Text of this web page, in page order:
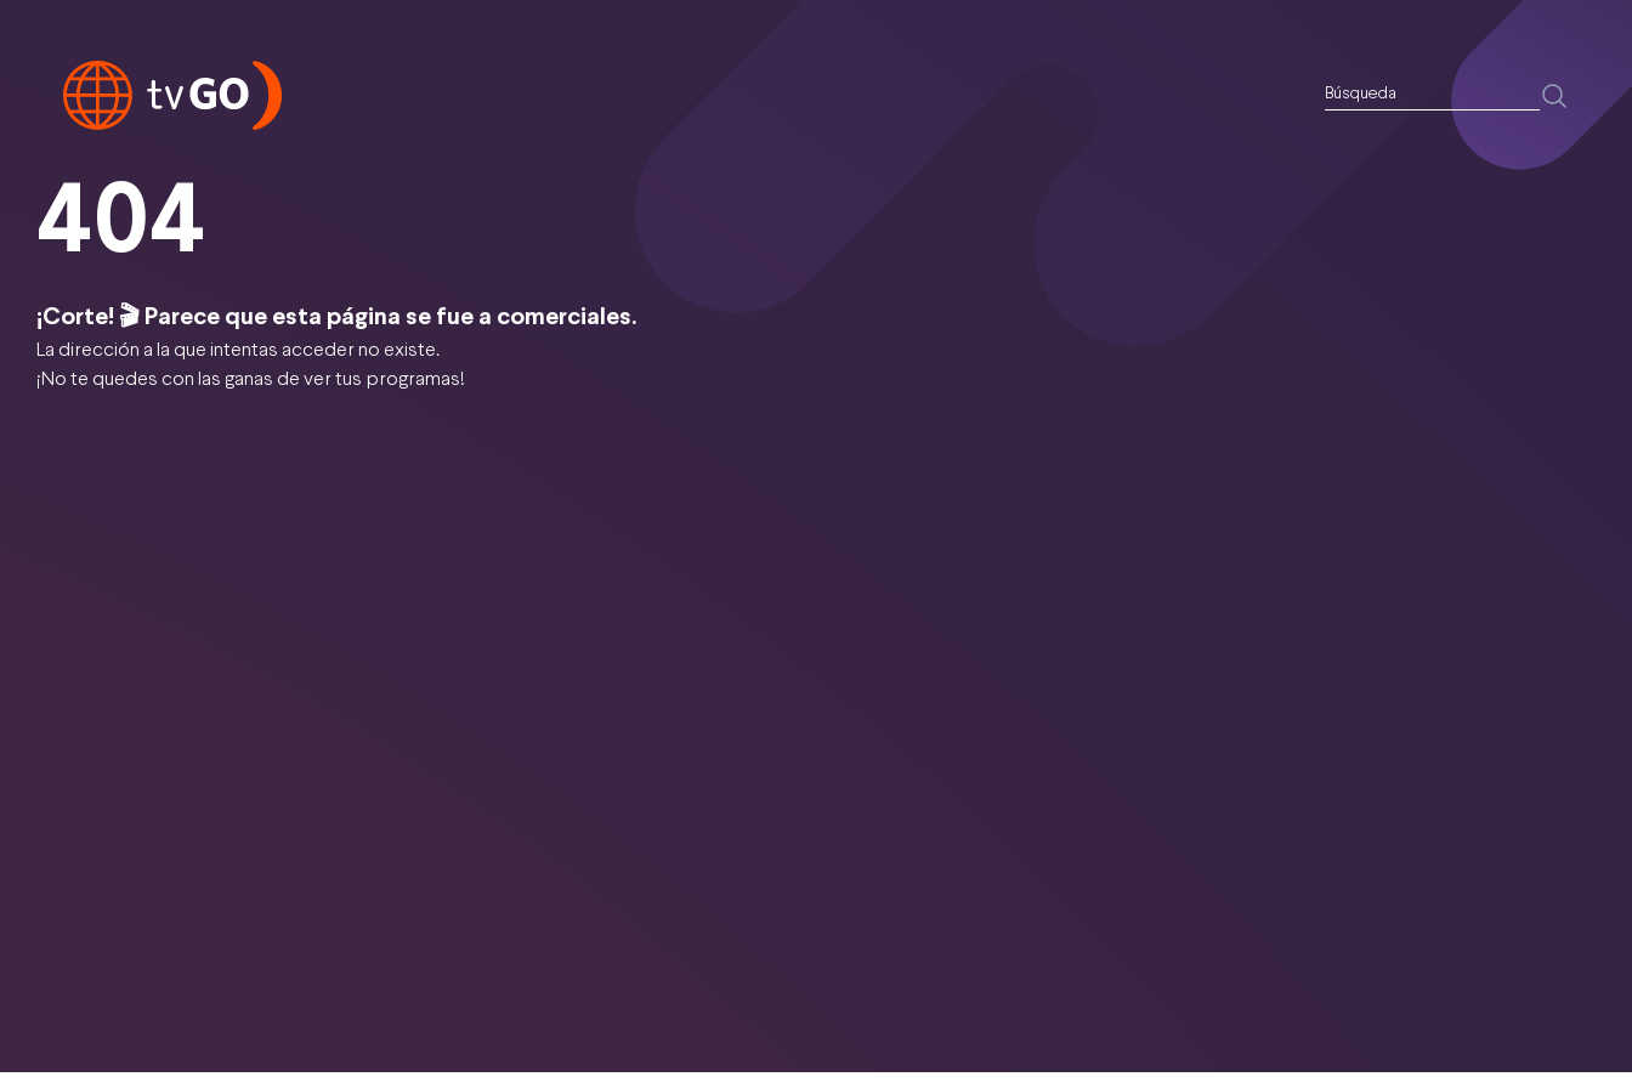
404
¡Corte! 🎬 Parece que esta página se fue a comerciales.
La dirección a la que intentas acceder no existe.
¡No te quedes con las ganas de ver tus programas!